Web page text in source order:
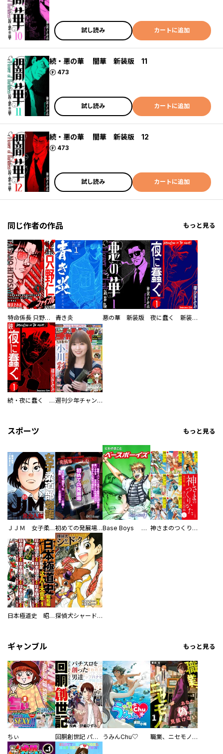
試し読み カートに追加
続・悪の華 闇華 新装版 11
473
ポイント
試し読み カートに追加
続・悪の華 闇華 新装版 12
473
ポイント
試し読み カートに追加
同じ作者の作品 もっと見る
特命係長 只野仁ファイナル 愛蔵版 青き炎 悪の華 新装版 夜に蠢く 新装版
続・夜に蠢く 新装版 週刊少年チャンピオン
スポーツ もっと見る
ＪＪＭ 女子柔道部物語 社会人編 初めての発展場 【白抜き修正版】 Base Boys 新装版 神さまのつくりかた。スーパー大合本
日本極道史 昭和編 スーパー大合本 探偵犬シャードック（新装版）
ギャンブル もっと見る
ちぃ 回胴創世記 パチスロを創った男達 うみんChu♡ 職業、ニセモノ～あなたに偽は見抜けない【電子単行本版】